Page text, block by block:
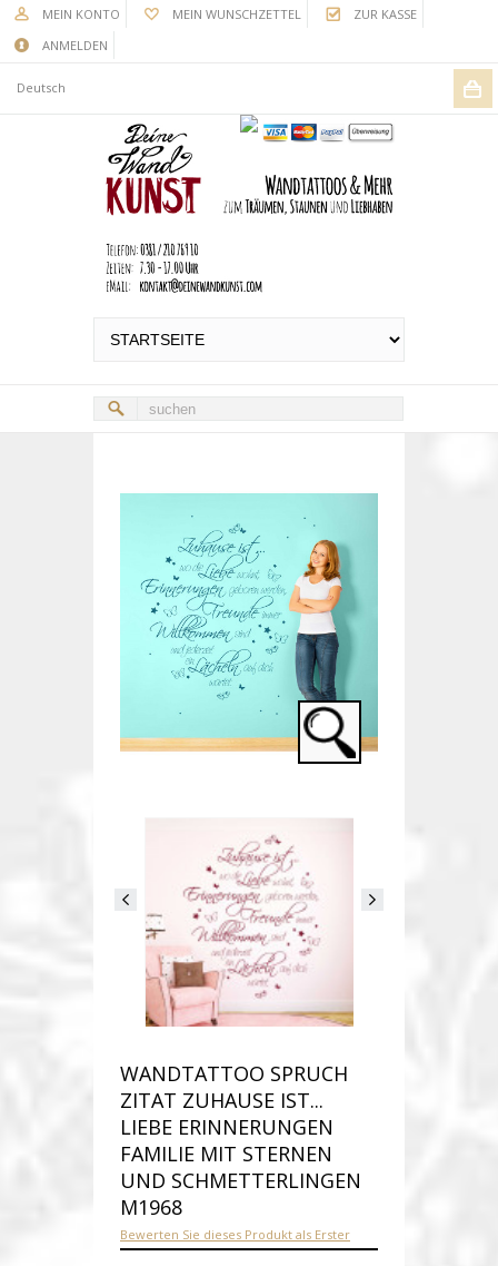
MEIN KONTO MEIN WUNSCHZETTEL
ZUR KASSE
ANMELDEN
Deutsch
WANDTATTOO SPRUCH
ZITAT ZUHAUSE IST...
LIEBE ERINNERUNGEN
FAMILIE MIT STERNEN
UND SCHMETTERLINGEN
M1968
Bewerten Sie dieses Produkt als Erster